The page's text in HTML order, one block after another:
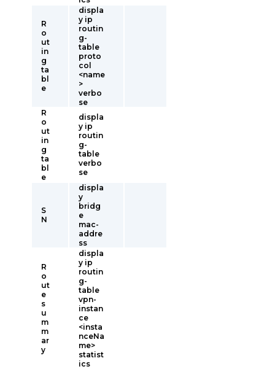
R
o
ut
in
g
ta
bl
e
displa
y ip
routin
g-
table
proto
col
<name
>
verbo
se
R
o
ut
in
g
ta
bl
e
displa
y ip
routin
g-
table
verbo
se
S
N
displa
y
bridg
e
mac-
addre
ss
R
o
ut
e
s
u
m
m
ar
y
displa
y ip
routin
g-
table
vpn-
instan
ce
<insta
nceNa
me>
statist
ics